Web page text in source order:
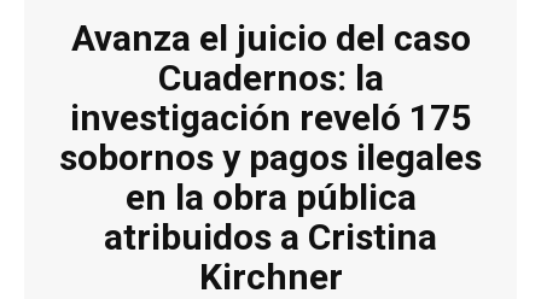
Avanza el juicio del caso
Cuadernos: la
investigación reveló 175
sobornos y pagos ilegales
en la obra pública
atribuidos a Cristina
Kirchner